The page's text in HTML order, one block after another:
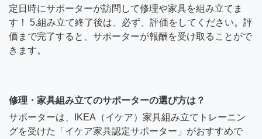
定日時にサポーターが訪問して修理や家具を組み立てま
す！ 5.組み立て終了後は、必ず、評価をしてください。評
価まで完了すると、サポーターが報酬を受け取ることがで
きます。
修理・家具組み立てのサポーターの選び方は？
サポーターは、IKEA（イケア）家具組み立てトレーニン
グを受けた「イケア家具認定サポーター」がおすすめで